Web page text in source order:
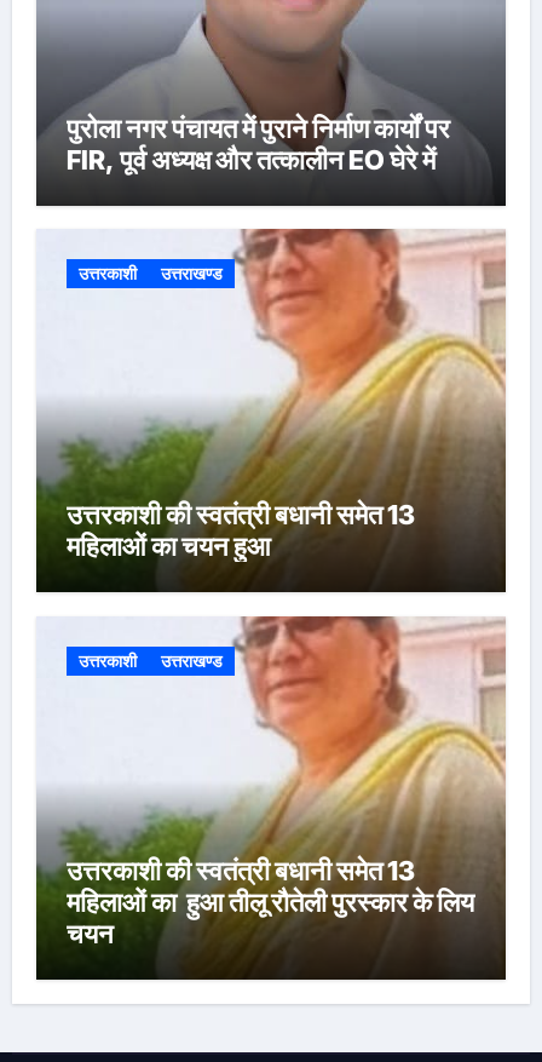
पुरोला नगर पंचायत में पुराने निर्माण कार्यों पर
FIR, पूर्व अध्यक्ष और तत्कालीन EO घेरे में
उत्तरकाशी उत्तराखण्ड
उत्तरकाशी की स्वतंत्री बधानी समेत 13
महिलाओं का चयन हुआ
उत्तरकाशी उत्तराखण्ड
उत्तरकाशी की स्वतंत्री बधानी समेत 13
महिलाओं का हुआ तीलू रौतेली पुरस्कार के लिय
चयन